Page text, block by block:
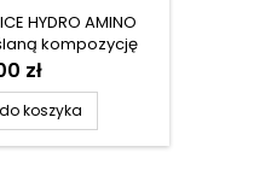
HYDRO AMINO
kompozycję
aminokwasów
i EAA), które
dodatki –
L-glutaminę i
wysoce
zł
koszyka